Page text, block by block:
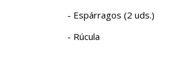
- Espárragos (2 uds.)
- Rúcula